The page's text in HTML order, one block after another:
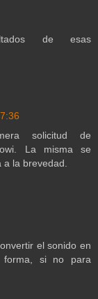
de esas
solicitud de
La misma se
la brevedad.
el sonido en
forma, si no para